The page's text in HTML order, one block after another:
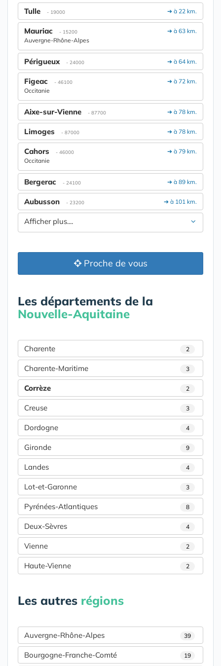
➔ à 22 km.
Tulle - 19000
➔ à 63 km.
Mauriac - 15200
Auvergne-Rhône-Alpes
➔ à 64 km.
Périgueux - 24000
➔ à 72 km.
Figeac - 46100
Occitanie
➔ à 78 km.
Aixe-sur-Vienne - 87700
➔ à 78 km.
Limoges - 87000
➔ à 79 km.
Cahors - 46000
Occitanie
➔ à 89 km.
Bergerac - 24100
➔ à 101 km.
Aubusson - 23200
Afficher plus....
Proche de vous
Les départements de la
Nouvelle-Aquitaine
Charente 2
Charente-Maritime 3
Corrèze 2
Creuse 3
Dordogne 4
Gironde 9
Landes 4
Lot-et-Garonne 3
Pyrénées-Atlantiques 8
Deux-Sèvres 4
Vienne 2
Haute-Vienne 2
Les autres régions
Auvergne-Rhône-Alpes 39
Bourgogne-Franche-Comté 19